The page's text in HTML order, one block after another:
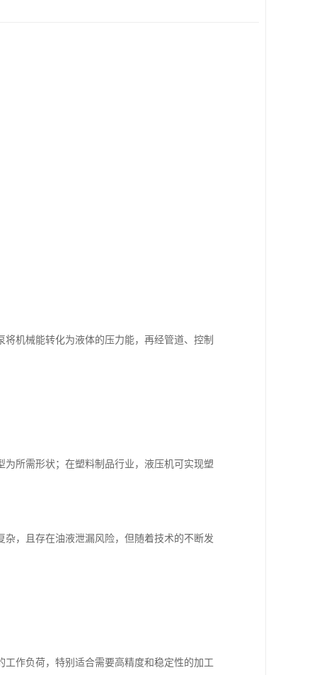
机械能转化为液体的压力能，再经管道、控制
所需形状；在塑料制品行业，液压机可实现塑
，且存在油液泄漏风险，但随着技术的不断发
作负荷，特别适合需要高精度和稳定性的加工